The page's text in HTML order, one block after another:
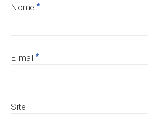
Nome *
E-mail *
Site